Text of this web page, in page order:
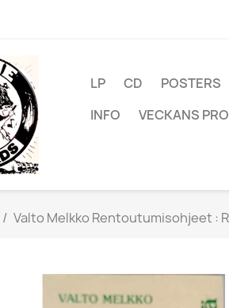
LP CD POSTERS
INFO
VECKANS
Valto Melkko Rentoutumisohjeet :